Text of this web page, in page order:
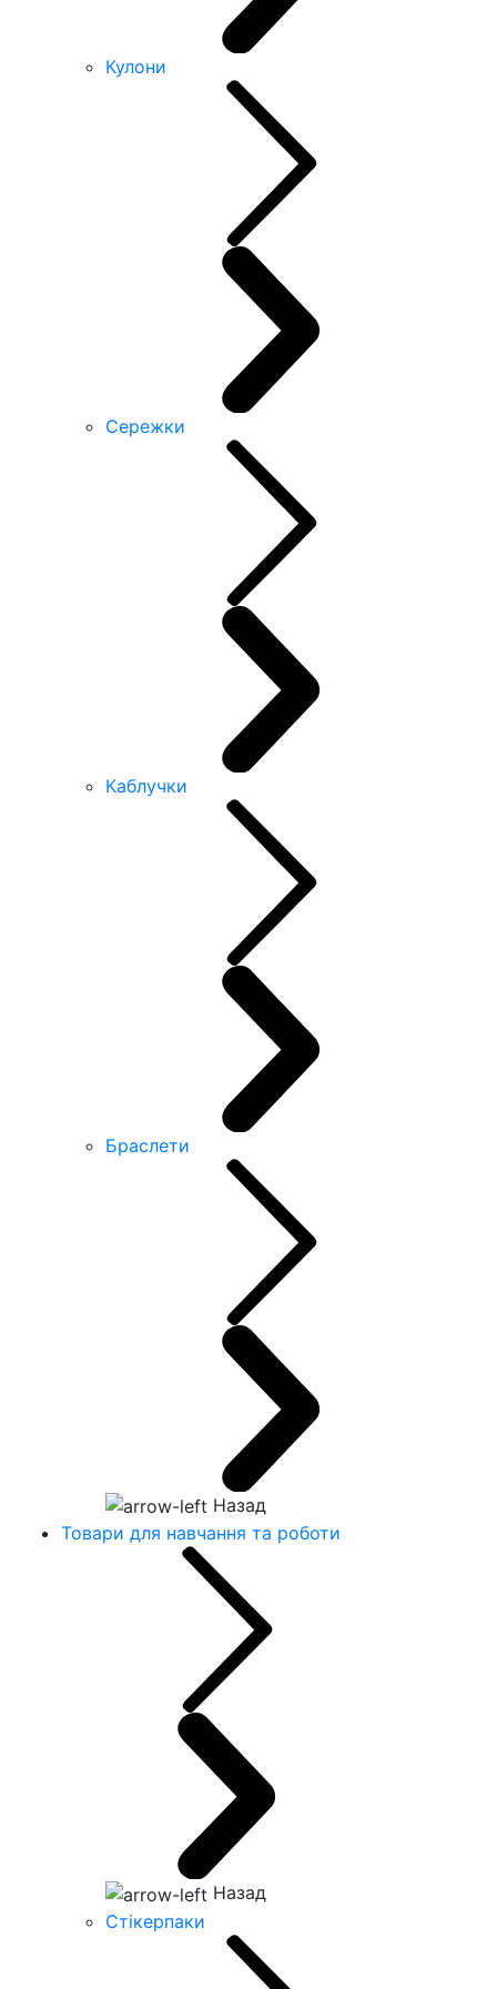
Кулони
Сережки
Каблучки
Браслети
Назад
Товари для навчання та роботи
Назад
Стікерпаки